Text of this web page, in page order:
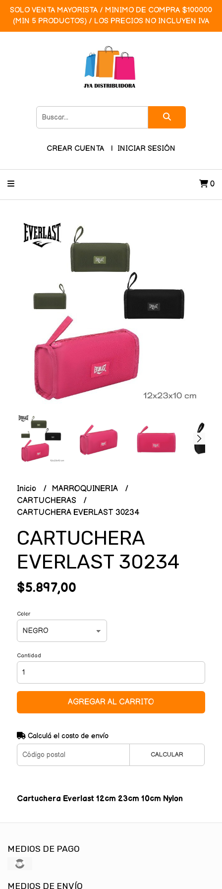
SOLO VENTA MAYORISTA / MINIMO DE COMPRA $100000
(MIN 5 PRODUCTOS) / LOS PRECIOS NO INCLUYEN IVA
CREAR CUENTA INICIAR SESIÓN
0
Inicio
MARROQUINERIA
CARTUCHERAS
CARTUCHERA EVERLAST 30234
CARTUCHERA
EVERLAST 30234
$5.897,00
Color
Cantidad
AGREGAR AL CARRITO
Calculá el costo de envío
CALCULAR
Cartuchera Everlast 12cm 23cm 10cm Nylon
MEDIOS DE PAGO
MEDIOS DE ENVÍO